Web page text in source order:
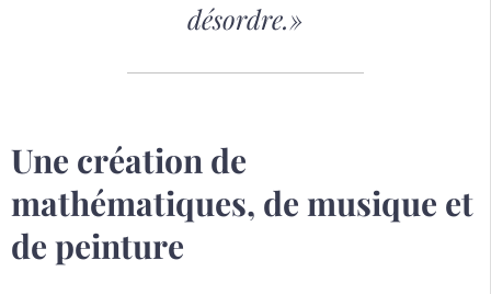
désordre.»
Une création de
mathématiques, de musique et
de peinture